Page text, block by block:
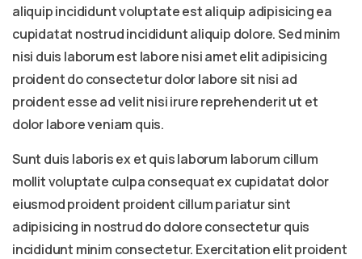
aliquip incididunt voluptate est aliquip adipisicing ea
cupidatat nostrud incididunt aliquip dolore. Sed minim
nisi duis laborum est labore nisi amet elit adipisicing
proident do consectetur dolor labore sit nisi ad
proident esse ad velit nisi irure reprehenderit ut et
dolor labore veniam quis.
Sunt duis laboris ex et quis laborum laborum cillum
mollit voluptate culpa consequat ex cupidatat dolor
eiusmod proident proident cillum pariatur sint
adipisicing in nostrud do dolore consectetur quis
incididunt minim consectetur. Exercitation elit proident